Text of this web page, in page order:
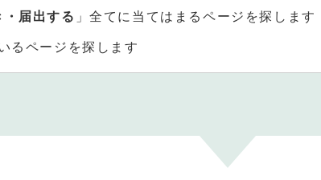
・届出する 」全てに当てはまるページを探します
るページを探します